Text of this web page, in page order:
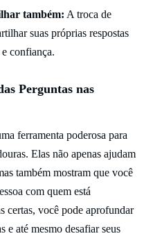
também: A troca de
suas próprias respostas
confiança.
Perguntas nas
ferramenta poderosa para
Elas não apenas ajudam
também mostram que você
com quem está
certas, você pode aprofundar
e até mesmo desafiar seus